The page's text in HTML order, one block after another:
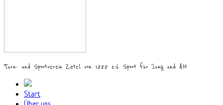
Turn- und Sportverein Zetel von 1888 e.V. Sport für Jung und Alt
Start